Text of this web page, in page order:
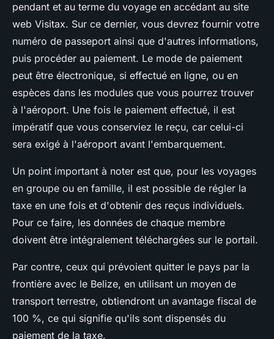
pendant et au terme du voyage en accédant au site
web Visitax. Sur ce dernier, vous devrez fournir votre
numéro de passeport ainsi que d'autres informations,
puis procéder au paiement. Le mode de paiement
peut être électronique, si effectué en ligne, ou en
espèces dans les modules que vous pourrez trouver
à l'aéroport. Une fois le paiement effectué, il est
impératif que vous conserviez le reçu, car celui-ci
sera exigé à l'aéroport avant l'embarquement.
Un point important à noter est que, pour les voyages
en groupe ou en famille, il est possible de régler la
taxe en une fois et d'obtenir des reçus individuels.
Pour ce faire, les données de chaque membre
doivent être intégralement téléchargées sur le portail.
Par contre, ceux qui prévoient quitter le pays par la
frontière avec le Belize, en utilisant un moyen de
transport terrestre, obtiendront un avantage fiscal de
100 %, ce qui signifie qu'ils sont dispensés du
paiement de la taxe.